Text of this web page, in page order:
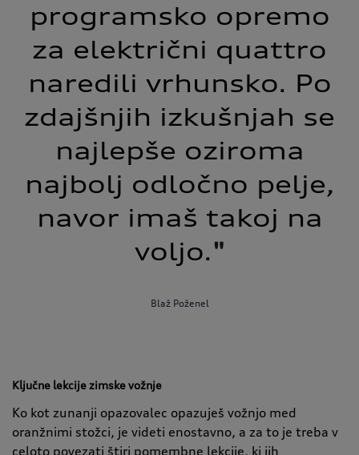
programsko opremo
za električni quattro
naredili vrhunsko. Po
zdajšnjih izkušnjah se
najlepše oziroma
najbolj odločno pelje,
navor imaš takoj na
voljo."
Blaž Poženel
Ključne lekcije zimske vožnje
Ko kot zunanji opazovalec opazuješ vožnjo med
oranžnimi stožci, je videti enostavno, a za to je treba v
celoto povezati štiri pomembne lekcije, ki jih